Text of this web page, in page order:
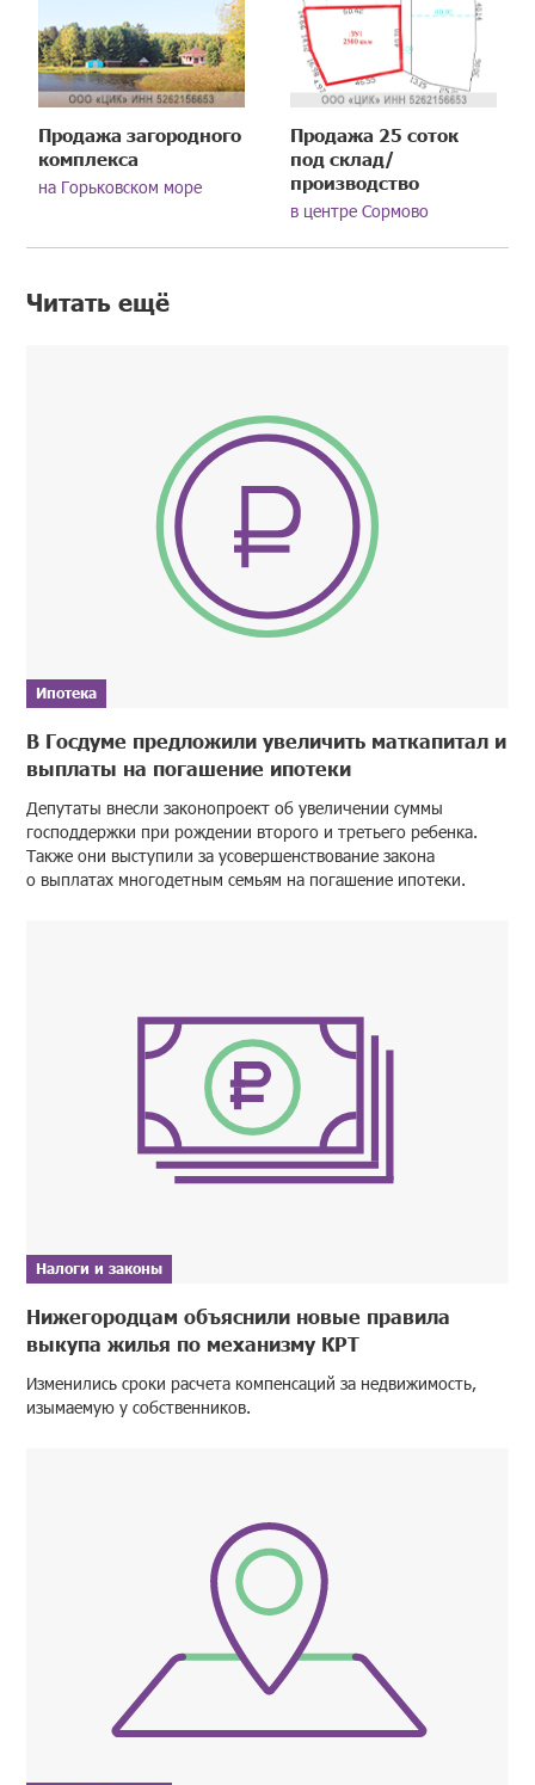
Продажа загородного
комплекса
на Горьковском море
Продажа 25 соток
под склад/
производство
в центре Сормово
Читать ещё
Ипотека
В Госдуме предложили увеличить маткапитал и
выплаты на погашение ипотеки
Депутаты внесли законопроект об увеличении суммы
господдержки при рождении второго и третьего ребенка.
Также они выступили за усовершенствование закона
о выплатах многодетным семьям на погашение ипотеки.
Налоги и законы
Нижегородцам объяснили новые правила
выкупа жилья по механизму КРТ
Изменились сроки расчета компенсаций за недвижимость,
изымаемую у собственников.